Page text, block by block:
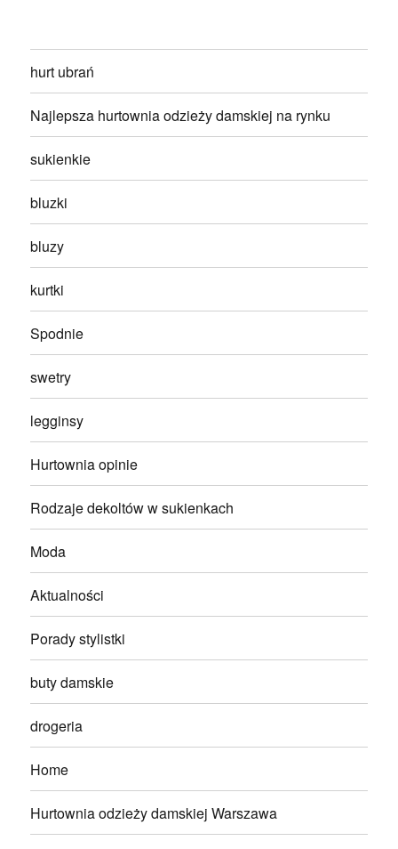
hurt ubrań
Najlepsza hurtownia odzieży damskiej na rynku
sukienkie
bluzki
bluzy
kurtki
Spodnie
swetry
legginsy
Hurtownia opinie
Rodzaje dekoltów w sukienkach
Moda
Aktualności
Porady stylistki
buty damskie
drogeria
Home
Hurtownia odzieży damskiej Warszawa